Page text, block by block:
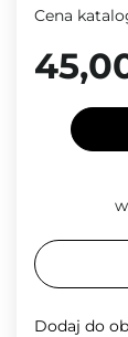
Cena
Dodaj do